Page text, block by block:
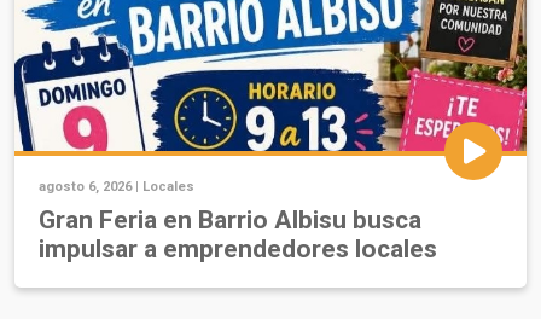
agosto 6, 2026 | Locales
Gran Feria en Barrio Albisu busca
impulsar a emprendedores locales